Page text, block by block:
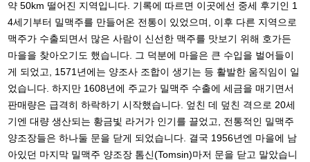
약 50km 떨어진 지역입니다. 기록에 따르면 이곳에선 중세 후기인 1
4세기부터 밀맥주를 만들어온 전통이 있었으며, 이후 다른 지역으로
맥주가 수출되면서 많은 사람이 신선한 맥주를 맛보기 위해 호가든
마을을 찾아오기도 했습니다. 그 덕분에 마을은 큰 수입을 벌어들이
게 되었고, 1571년에는 양조사 조합이 생기는 등 활발한 움직임이 일
었습니다. 하지만 1608년에 주교가 밀맥주 수출에 세금을 매기면서
판매량은 급격히 하락하기 시작했습니다. 엎친 데 덮친 격으로 20세
기엔 대량 생산되는 황금빛 라거가 인기를 끌었고, 전통적인 밀맥주
양조장들은 하나둘 문을 닫게 되었습니다. 결국 1956년엔 마을에 남
아있던 마지막 밀맥주 양조장 톰신(Tomsin)마저 문을 닫고 말았습니